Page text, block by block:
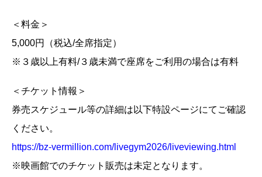
＜料金＞
5,000円（税込/全席指定）
※３歳以上有料/３歳未満で座席をご利用の場合は有料
＜チケット情報＞
券売スケジュール等の詳細は以下特設ページにてご確認
ください。
https://bz-vermillion.com/livegym2026/liveviewing.html
※映画館でのチケット販売は未定となります。